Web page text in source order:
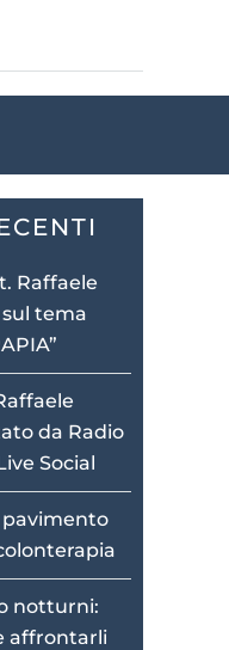
Raffaele
tema
da Radio
Social
pavimento
notturni:
affrontarli